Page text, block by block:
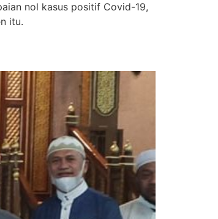
nol kasus positif Covid-19,
itu.